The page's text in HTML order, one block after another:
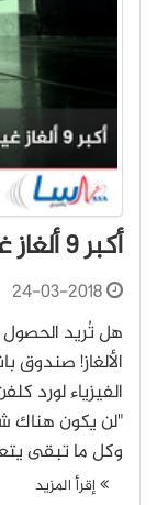
أكبر 9 ألغاز غير محلولة في عالم الفيزياء
24-03-2018
هل تُريد
"لن يكون هناك
وكل ما تبقى
إقرأ المزيد